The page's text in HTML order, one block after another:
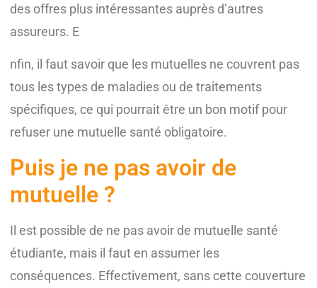
des offres plus intéressantes auprès d’autres
assureurs. E
nfin, il faut savoir que les mutuelles ne couvrent pas
tous les types de maladies ou de traitements
spécifiques, ce qui pourrait être un bon motif pour
refuser une mutuelle santé obligatoire.
Puis je ne pas avoir de
mutuelle ?
Il est possible de ne pas avoir de mutuelle santé
étudiante, mais il faut en assumer les
conséquences. Effectivement, sans cette couverture